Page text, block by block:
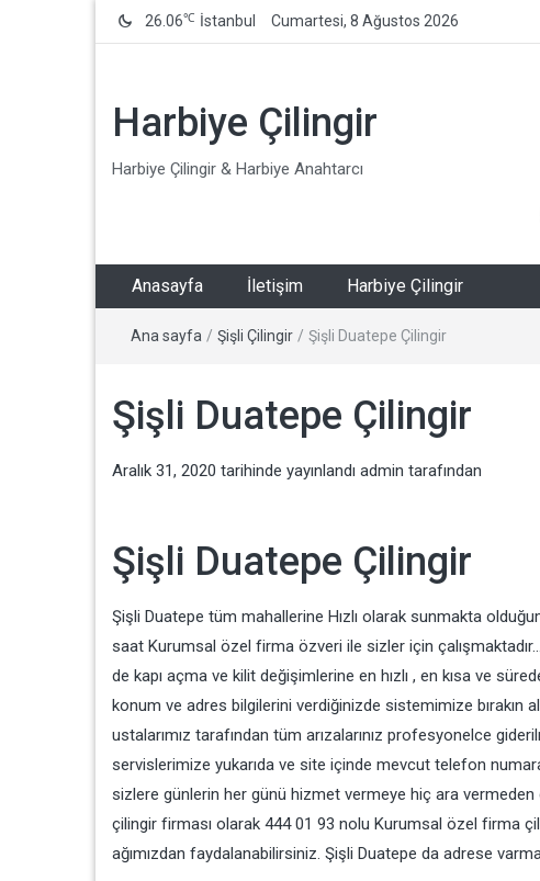
26.06℃ İstanbul Cumartesi, 8 Ağustos 2026
Harbiye Çilingir
Harbiye Çilingir & Harbiye Anahtarcı
Anasayfa İletişim Harbiye Çilingir
Ana sayfa / Şişli Çilingir / Şişli Duatepe Çilingir
Şişli Duatepe Çilingir
Aralık 31, 2020 tarihinde yayınlandı admin tarafından
Şişli Duatepe Çilingir
Şişli Duatepe tüm mahallerine Hızlı olarak sunmakta
saat Kurumsal özel firma özveri ile sizler için
de kapı açma ve kilit değişimlerine en hızlı , en kısa ve
konum ve adres bilgilerini verdiğinizde sistemimize bırakın
ustalarımız tarafından tüm arızalarınız profesyonelce
servislerimize yukarıda ve site içinde mevcut telefon
sizlere günlerin her günü hizmet vermeye hiç ara
çilingir firması olarak 444 01 93 nolu Kurumsal özel firma
ağımızdan faydalanabilirsiniz. Şişli Duatepe da adrese